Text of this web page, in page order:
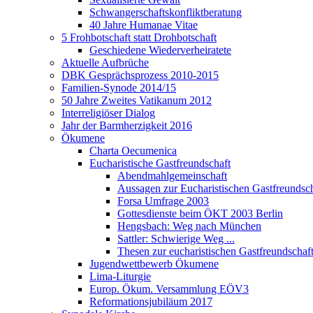
Schwangerschaftskonfliktberatung
40 Jahre Humanae Vitae
5 Frohbotschaft statt Drohbotschaft
Geschiedene Wiederverheiratete
Aktuelle Aufbrüche
DBK Gesprächsprozess 2010-2015
Familien-Synode 2014/15
50 Jahre Zweites Vatikanum 2012
Interreligiöser Dialog
Jahr der Barmherzigkeit 2016
Ökumene
Charta Oecumenica
Eucharistische Gastfreundschaft
Abendmahlgemeinschaft
Aussagen zur Eucharistischen
Forsa Umfrage 2003
Gottesdienste beim ÖKT 2003 Berlin
Hengsbach: Weg nach München
Sattler: Schwierige Weg ...
Thesen zur eucharistischen Gastfreundschaft
Jugendwettbewerb Ökumene
Lima-Liturgie
Europ. Ökum. Versammlung EÖV3
Reformationsjubiläum 2017